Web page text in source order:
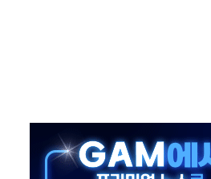
로 피서객 7명 고립…전원 구조
영…페르세우스 유성우 관측
전 집중 편성…체감온도 38도 넘으면 중단
지법' 전면 재검토 지시